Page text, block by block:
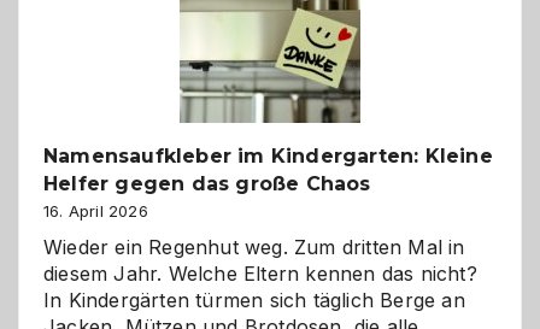
eine
Hundepension
die
richtige
Namensaufkleber im Kindergarten: Kleine
Helfer gegen das große Chaos
16. April 2026
Wieder ein Regenhut weg. Zum dritten Mal in
diesem Jahr. Welche Eltern kennen das nicht?
In Kindergärten türmen sich täglich Berge an